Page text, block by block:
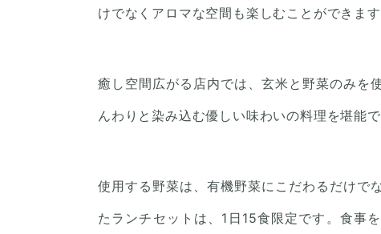
けでなくアロマな空間も楽しむことができます
癒し空間広がる店内では、玄米と野菜のみを
んわりと染み込む優しい味わいの料理を堪能で
使用する野菜は、有機野菜にこだわるだけで
たランチセットは、1日15食限定です。食事